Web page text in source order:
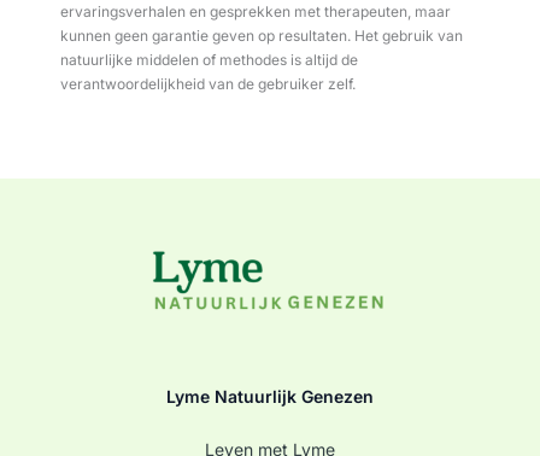
ervaringsverhalen en gesprekken met therapeuten, maar
kunnen geen garantie geven op resultaten. Het gebruik van
natuurlijke middelen of methodes is altijd de
verantwoordelijkheid van de gebruiker zelf.
Lyme Natuurlijk Genezen
Leven met Lyme